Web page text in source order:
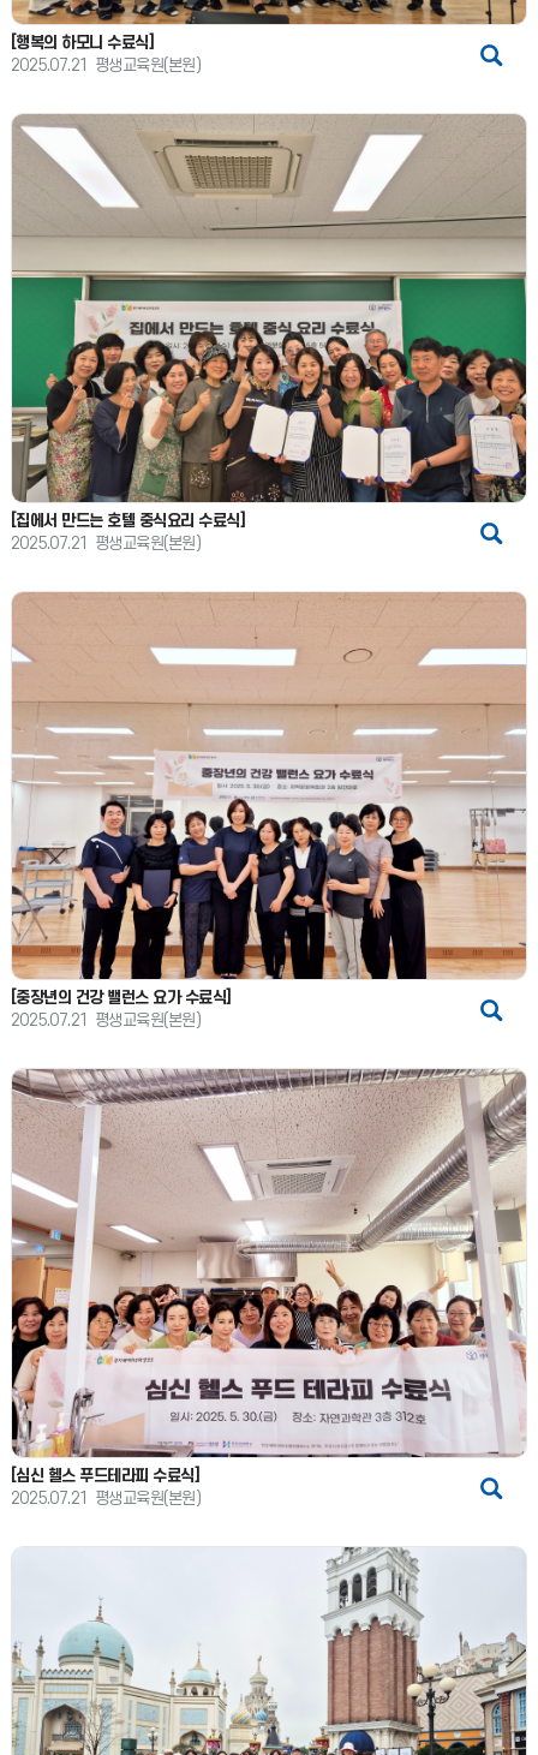
[행복의 하모니 수료식]
2025.07.21
평생교육원(본원)
[집에서 만드는 호텔 중식요리 수료식]
2025.07.21
평생교육원(본원)
[중장년의 건강 밸런스 요가 수료식]
2025.07.21
평생교육원(본원)
[심신 헬스 푸드테라피 수료식]
2025.07.21
평생교육원(본원)